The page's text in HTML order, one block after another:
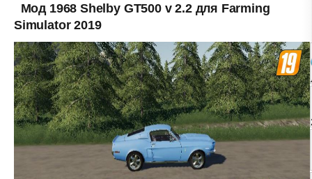
Мод 1968 Shelby GT500 v 2.2 для Farming
Simulator 2019